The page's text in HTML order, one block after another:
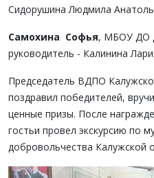
Сидорушина Людмила
Самохина Софья, МБОУ ДО
руководитель - Калинина
Председатель ВДПО
поздравил победителей,
ценные призы. После
гостьи провел экскурсию по
добровольчества Калужской